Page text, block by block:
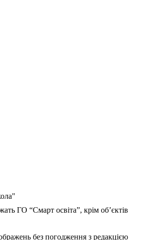
ГО “Смарт освіта”, крім об’єктів
без погодження з редакцією